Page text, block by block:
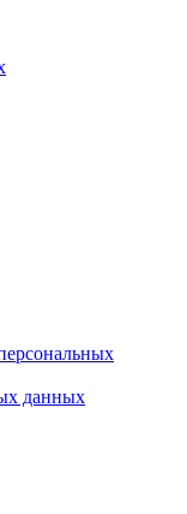
данных